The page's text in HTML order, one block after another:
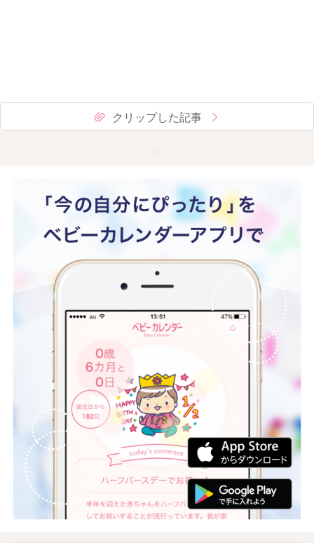
クリップした記事